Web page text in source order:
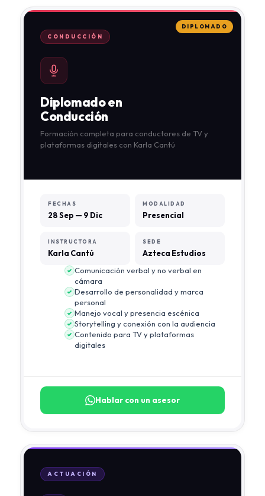
DIPLOMADO
CONDUCCIÓN
Diplomado en
Conducción
Formación completa para conductores de TV y
plataformas digitales con Karla Cantú
FECHAS
28 Sep — 9 Dic
MODALIDAD
Presencial
INSTRUCTORA
Karla Cantú
SEDE
Azteca Estudios
Comunicación verbal y no verbal en
cámara
Desarrollo de personalidad y marca
personal
Manejo vocal y presencia escénica
Storytelling y conexión con la audiencia
Contenido para TV y plataformas
digitales
Hablar con un asesor
ACTUACIÓN